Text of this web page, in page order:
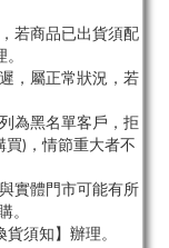
若商品已出貨須配
，屬正常狀況，若
為黑名單客戶，拒
)，情節重大者不
實體門市可能有所
。
須知】辦理。